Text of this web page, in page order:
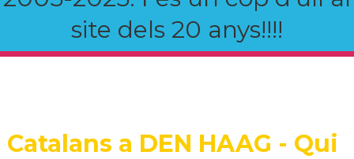
site dels 20 anys!!!!
Catalans a DEN HAAG - Qui